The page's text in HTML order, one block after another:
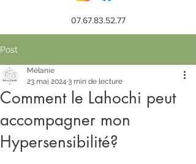
07.67.83.52.77
Post
Comment le Lahochi peut
accompagner mon
Hypersensibilité?
Mélanie
23 mai 2024 3 min de lecture